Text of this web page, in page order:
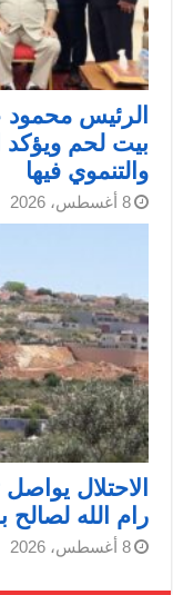
الرئيس
بيت لحم ويؤكد
والتنموي فيها
8 أغسطس، 2026
الاحتلال
رام الله لصالح
8 أغسطس، 2026